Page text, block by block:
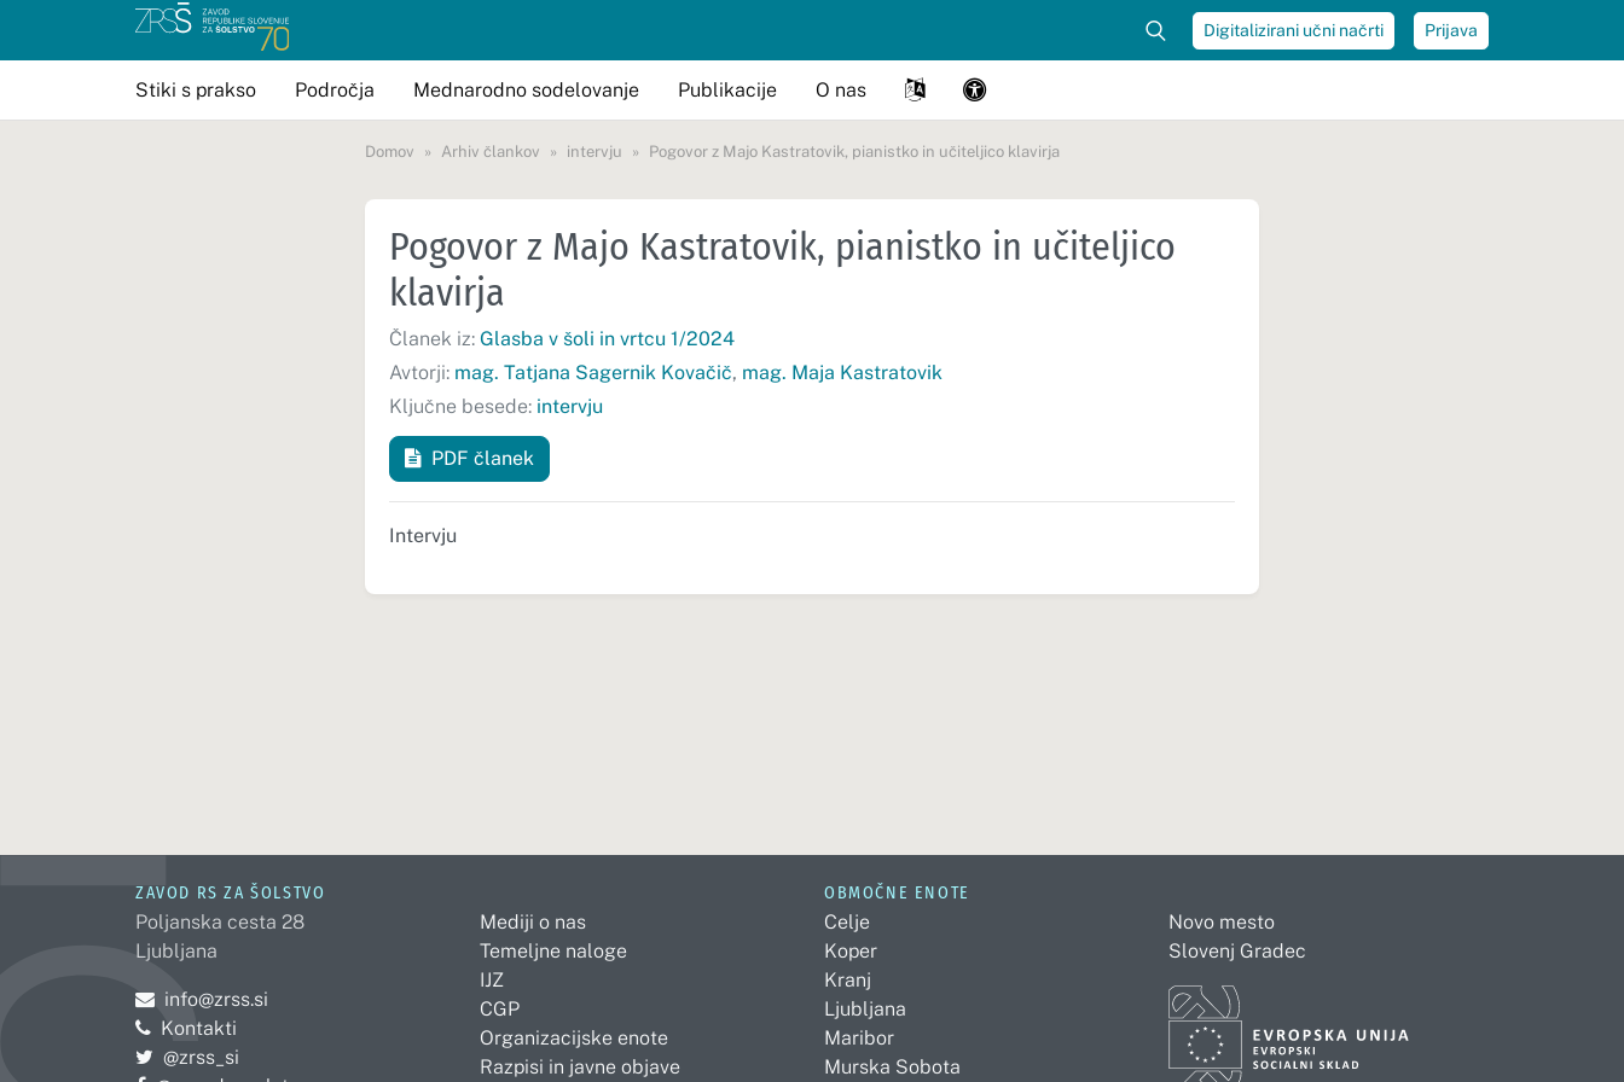
Digitalizirani učni načrti Prijava
Stiki s prakso Področja Mednarodno sodelovanje Publikacije O nas
Domov Arhiv člankov intervju Pogovor z Majo Kastratovik, pianistko in učiteljico klavirja
Pogovor z Majo Kastratovik, pianistko in učiteljico
klavirja
Članek iz: Glasba v šoli in vrtcu 1/2024
Avtorji: mag. Tatjana Sagernik Kovačič, mag. Maja Kastratovik
Ključne besede: intervju
PDF članek
Intervju
ZAVOD RS ZA ŠOLSTVO
Poljanska cesta 28
Ljubljana
Pošljite e-mail na
info@zrss.si
Kontakti
Pojdite na Twitter:
@zrss_si
Mediji o nas
Temeljne naloge
IJZ
CGP
Organizacijske enote
Razpisi in javne objave
OBMOČNE ENOTE
Celje
Koper
Kranj
Ljubljana
Maribor
Murska Sobota
Novo mesto
Slovenj Gradec